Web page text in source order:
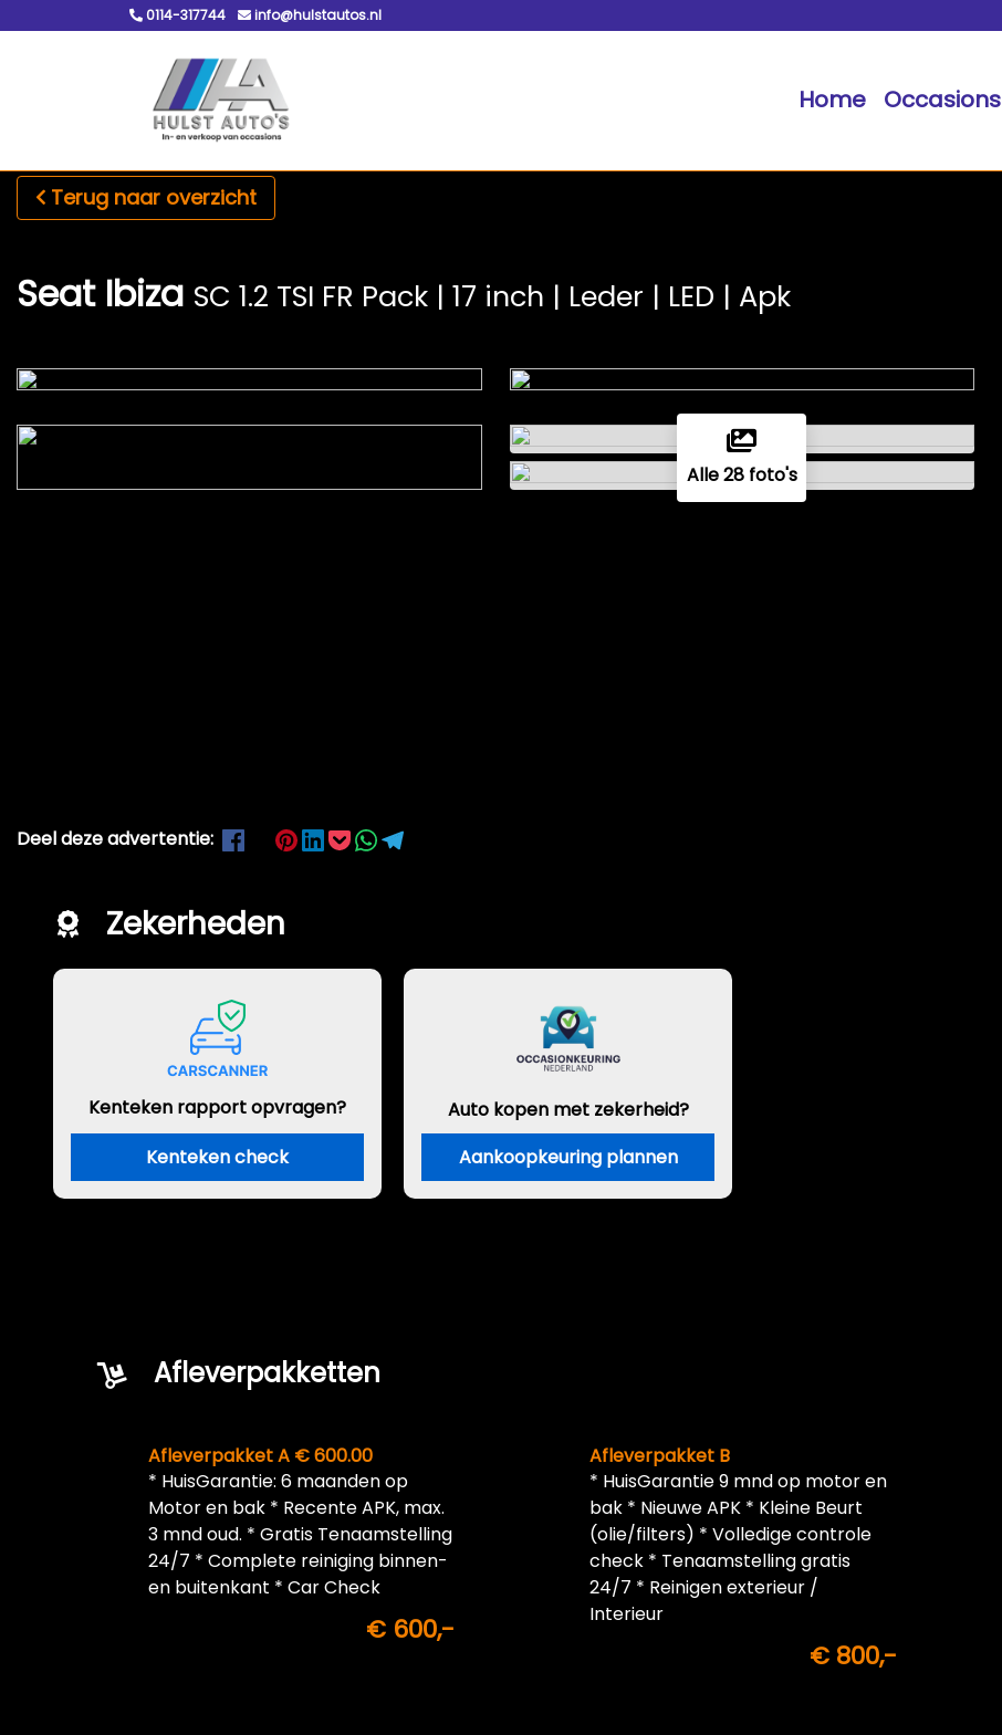
0114-317744 info@hulstautos.nl
Home Occasions
Terug naar overzicht
Seat Ibiza SC 1.2 TSI FR Pack | 17 inch | Leder | LED | Apk
Alle 28 foto's
Deel deze advertentie:
Zekerheden
Kenteken rapport opvragen?
Kenteken check
Auto kopen met zekerheid?
Aankoopkeuring plannen
Afleverpakketten
Afleverpakket A € 600.00
* HuisGarantie: 6 maanden op
Motor en bak * Recente APK, max.
3 mnd oud. * Gratis Tenaamstelling
24/7 * Complete reiniging binnen-
en buitenkant * Car Check
€ 600,-
Afleverpakket B
* HuisGarantie 9 mnd op motor en
bak * Nieuwe APK * Kleine Beurt
(olie/filters) * Volledige controle
check * Tenaamstelling gratis
24/7 * Reinigen exterieur /
Interieur
€ 800,-